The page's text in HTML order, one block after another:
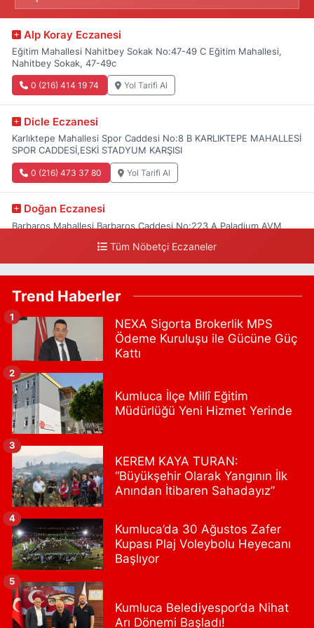
Alp Koray Eczanesi
Eğitim Mahallesi Nahitbey Sokak No:47-49 C Eğitim Mahallesi,
Nahitbey Sokak, 47-49c
0 (216) 414 19 74 Yol Tarifi Al
Dicle Eczanesi
Karlıktepe Mahallesi Spor Caddesi No:8 B KARLIKTEPE MAHALLESİ
SPOR CADDESİ,ESKİ STADYUM KARŞISI
0 (216) 473 37 80 Yol Tarifi Al
Doğan Eczanesi
Barbaros Mahallesi Barbaros Caddesi No:223 A Paladium AVM
Mali Eczanesi
Merkez Mahallesi Tüloğlu Sokak No:4 A REŞİTPAŞACADDESİ QNB
BANK SOKAĞI REŞİTPAŞA DENİZKÖŞKLER SAĞLIK OCAĞI KARŞISI
0 (532) 711 72 17 Yol Tarifi Al
Boğaziçi Eczanesi
Mimar Sinan Mahallesi Dr. Fahri Atabey Caddesi No:19 A Üsküdar
Hükümet Konağı'nın yanı.
0 (216) 201 10 00
Işılay Eczanesi
Sahrayıcedit Mahallesi Cebesoy Sokak 29B
0 (216) 302 44 07
Selenyum Eczanesi
Koşuyolu Mahallesi Alidede Sokak No:9,Z1 KOŞUYOLU MEDİPOL
HASTANESİ OTOPARKI YANI, KOŞUYOLU BEYZADE KÜNEFE YANI,
KOŞUYOLU SUZUKİ KARŞISI CADDE ÜZERİ
0 (216) 550 05 05 Yol Tarifi Al
Tüm Nöbetçi Eczaneler
Trend Haberler
NEXA Sigorta Brokerlik MPS
Ödeme Kuruluşu ile Gücüne Güç
Kattı
1
Kumluca İlçe Millî Eğitim
Müdürlüğü Yeni Hizmet Yerinde
2
KEREM KAYA TURAN:
“Büyükşehir Olarak Yangının İlk
Anından İtibaren Sahadayız”
3
Kumluca’da 30 Ağustos Zafer
Kupası Plaj Voleybolu Heyecanı
Başlıyor
4
Kumluca Belediyespor’da Nihat
Arı Dönemi Başladı!
5